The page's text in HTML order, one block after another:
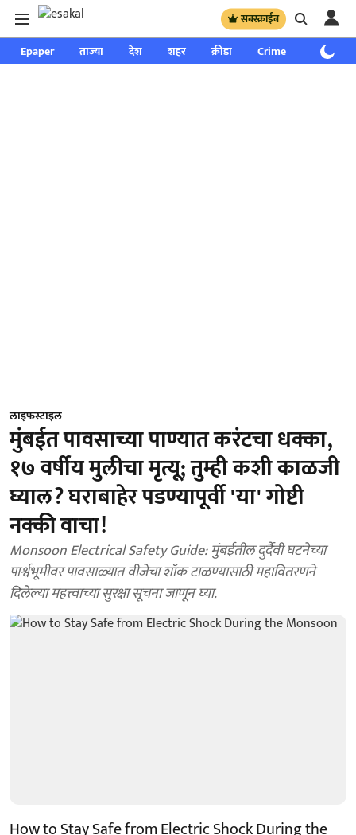
सबस्क्राईब
Epaper ताज्या देश शहर क्रीडा Crime साप्ताहिक
लाइफस्टाइल
मुंबईत पावसाच्या पाण्यात करंटचा धक्का,
१७ वर्षीय मुलीचा मृत्यू; तुम्ही कशी काळजी
घ्याल? घराबाहेर पडण्यापूर्वी 'या' गोष्टी
नक्की वाचा!
Monsoon Electrical Safety Guide: मुंबईतील दुर्दैवी घटनेच्या
पार्श्वभूमीवर पावसाळ्यात वीजेचा शॉक टाळण्यासाठी महावितरणने
दिलेल्या महत्त्वाच्या सुरक्षा सूचना जाणून घ्या.
How to Stay Safe from Electric Shock During the